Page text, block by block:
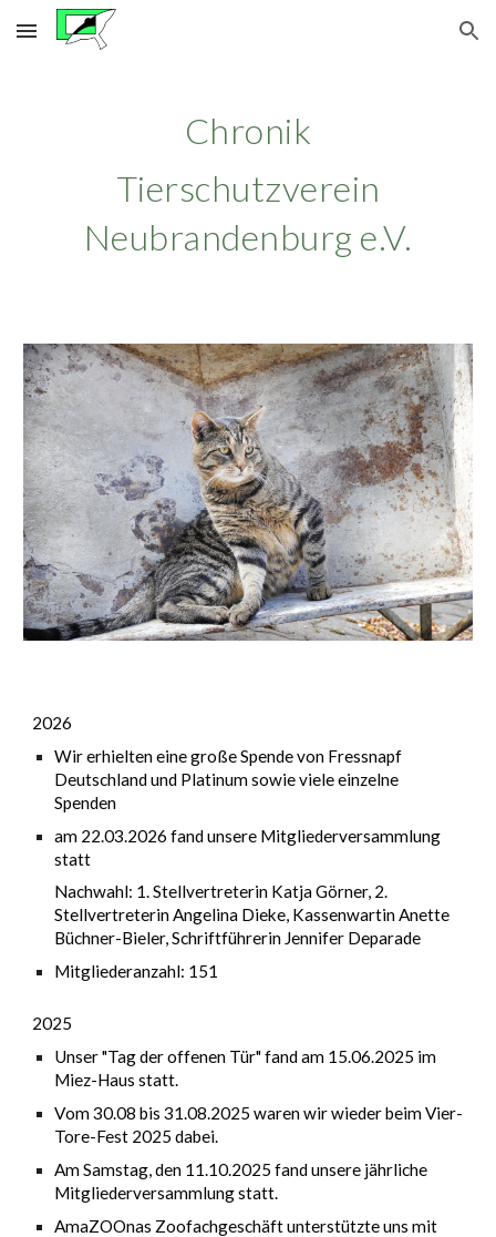
Skip to main content Skip to navigation
Chronik
Tierschutzverein
Neubrandenburg e.V.
2026
Wir erhielten eine große Spende von Fressnapf
Deutschland und Platinum sowie viele einzelne
Spenden
am 22.03.2026 fand unsere Mitgliederversammlung
statt
Nachwahl: 1. Stellvertreterin Katja Görner, 2.
Stellvertreterin Angelina Dieke, Kassenwartin Anette
Büchner-Bieler, Schriftführerin Jennifer Deparade
Mitgliederanzahl: 151
2025
Unser "Tag der offenen Tür" fand am 15.06.2025 im
Miez-Haus statt.
Vom 30.08 bis 31.08.2025 waren wir wieder beim Vier-
Tore-Fest 2025 dabei.
Am Samstag, den 11.10.2025 fand unsere jährliche
Mitgliederversammlung statt.
AmaZOOnas Zoofachgeschäft unterstützte uns mit